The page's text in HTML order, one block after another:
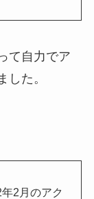
て自力でア
した。
2月のアク